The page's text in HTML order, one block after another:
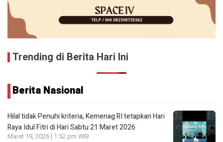
Trending di Berita Hari Ini
Berita Nasional
Hilal tidak Penuhi kriteria, Kemenag RI tetapkan Hari
Raya Idul Fitri di Hari Sabtu 21 Maret 2026
Maret 19, 2026 | 1:52 pm WIB